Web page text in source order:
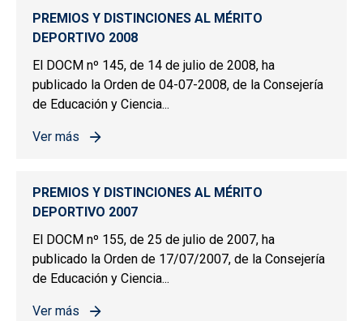
PREMIOS Y DISTINCIONES AL MÉRITO
DEPORTIVO 2008
El DOCM nº 145, de 14 de julio de 2008, ha
publicado la Orden de 04-07-2008, de la Consejería
de Educación y Ciencia...
Ver más
sobre PREMIOS Y DISTINCIONES AL MÉRITO
PREMIOS Y DISTINCIONES AL MÉRITO
DEPORTIVO 2007
El DOCM nº 155, de 25 de julio de 2007, ha
publicado la Orden de 17/07/2007, de la Consejería
de Educación y Ciencia...
Ver más